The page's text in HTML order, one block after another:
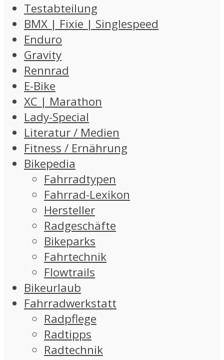
Testabteilung
BMX | Fixie | Singlespeed
Enduro
Gravity
Rennrad
E-Bike
XC | Marathon
Lady-Special
Literatur / Medien
Fitness / Ernährung
Bikepedia
Fahrradtypen
Fahrrad-Lexikon
Hersteller
Radgeschäfte
Bikeparks
Fahrtechnik
Flowtrails
Bikeurlaub
Fahrradwerkstatt
Radpflege
Radtipps
Radtechnik